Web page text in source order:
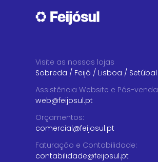
Visite as nossas lojas
Sobreda / Feijó / Lisboa / Setúbal
Assistência Website e Pós-venda
web@feijosul.pt
Orçamentos:
comercial@feijosul.pt
Faturação e Contabilidade:
contabilidade@feijosul.pt